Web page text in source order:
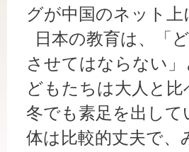
グが中国のネット
日本の教育は、「
させてはならない
どもたちは大人と
冬でも素足を出し
体は比較的丈夫で、